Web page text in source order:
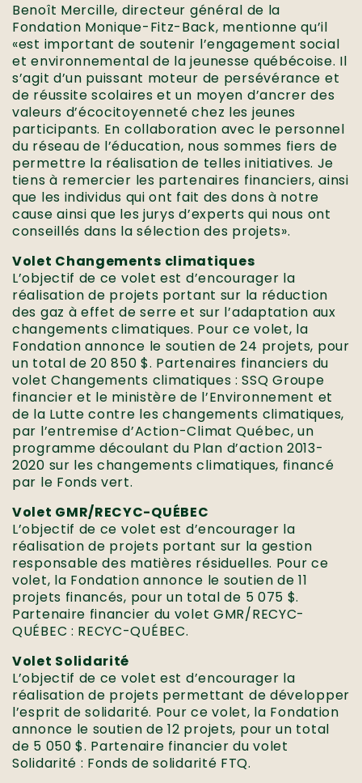
Benoît Mercille, directeur général de la
Fondation Monique-Fitz-Back, mentionne qu’il
«est important de soutenir l’engagement social
et environnemental de la jeunesse québécoise. Il
s’agit d’un puissant moteur de persévérance et
de réussite scolaires et un moyen d’ancrer des
valeurs d’écocitoyenneté chez les jeunes
participants. En collaboration avec le personnel
du réseau de l’éducation, nous sommes fiers de
permettre la réalisation de telles initiatives. Je
tiens à remercier les partenaires financiers, ainsi
que les individus qui ont fait des dons à notre
cause ainsi que les jurys d’experts qui nous ont
conseillés dans la sélection des projets».
Volet Changements climatiques
L’objectif de ce volet est d’encourager la
réalisation de projets portant sur la réduction
des gaz à effet de serre et sur l’adaptation aux
changements climatiques. Pour ce volet, la
Fondation annonce le soutien de 24 projets, pour
un total de 20 850 $. Partenaires financiers du
volet Changements climatiques : SSQ Groupe
financier et le ministère de l’Environnement et
de la Lutte contre les changements climatiques,
par l’entremise d’Action-Climat Québec, un
programme découlant du Plan d’action 2013-
2020 sur les changements climatiques, financé
par le Fonds vert.
Volet GMR/RECYC-QUÉBEC
L’objectif de ce volet est d’encourager la
réalisation de projets portant sur la gestion
responsable des matières résiduelles. Pour ce
volet, la Fondation annonce le soutien de 11
projets financés, pour un total de 5 075 $.
Partenaire financier du volet GMR/RECYC-
QUÉBEC : RECYC-QUÉBEC.
Volet Solidarité
L’objectif de ce volet est d’encourager la
réalisation de projets permettant de développer
l’esprit de solidarité. Pour ce volet, la Fondation
annonce le soutien de 12 projets, pour un total
de 5 050 $. Partenaire financier du volet
Solidarité : Fonds de solidarité FTQ.